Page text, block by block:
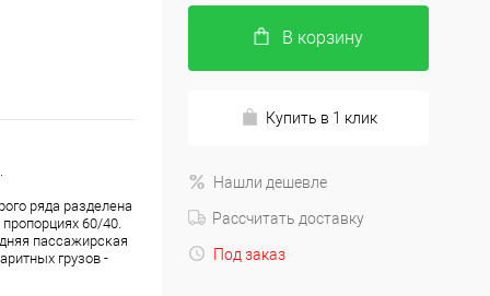
ряда разделена
60/40.
пассажирская
грузов -
В корзину
Купить в 1 клик
Нашли дешевле
Рассчитать доставку
Под заказ